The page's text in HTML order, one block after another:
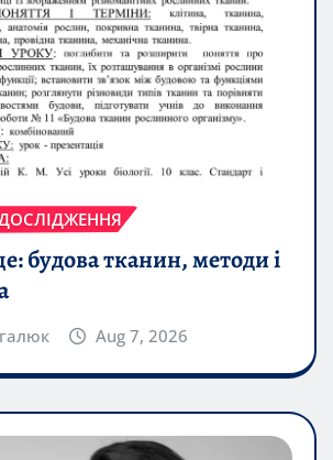
будова тканин, методи і
Aug 7, 2026